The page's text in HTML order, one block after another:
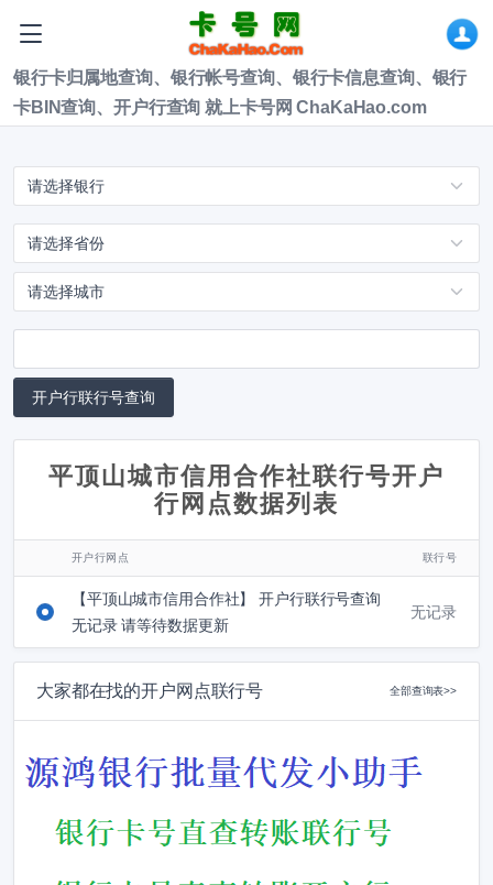
银行卡归属地查询、银行帐号查询、银行卡信息查询、银行
卡BIN查询、开户行查询 就上卡号网 ChaKaHao.com
平顶山城市信用合作社联行号开户
行网点数据列表
开户行网点 联行号
【平顶山城市信用合作社】 开户行联行号查询
无记录 请等待数据更新
无记录
大家都在找的开户网点联行号 全部查询表>>